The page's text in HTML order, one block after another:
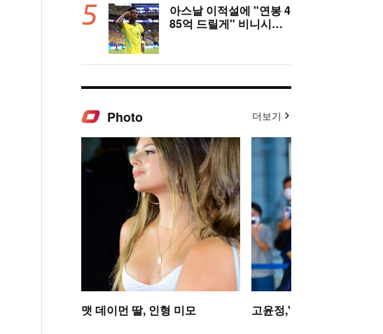
아스날 이적설에 "연봉 4
85억 드릴게" 비니시우
Photo 더보기
맷 데이먼 딸, 인형 미모 고윤정,'탄성을 자아내는